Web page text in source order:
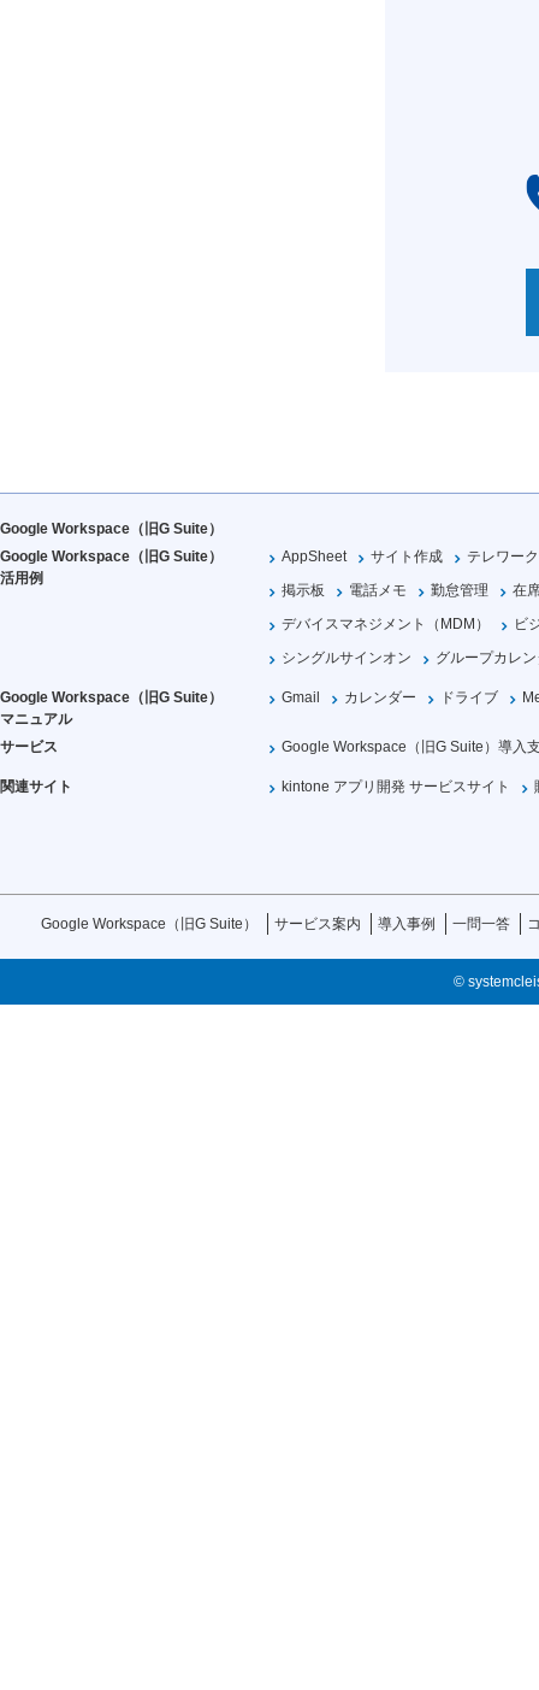
Google Workspace（旧G Suite）
Google Workspace（旧G Suite）
活用例
AppSheet サイト作成
テレワーク
掲示板
電話メモ 勤怠管理
在
デバイスマネジメント（MDM）
ビ
シングルサインオン
グループカレ
Google Workspace（旧G Suite）
マニュアル
Gmail カレンダー ドライブ
サービス Google Workspace（旧G Suite）導入
関連サイト kintone アプリ開発 サービスサイト
Google Workspace（旧G Suite） サービス案内 導入事例 一問一答
©